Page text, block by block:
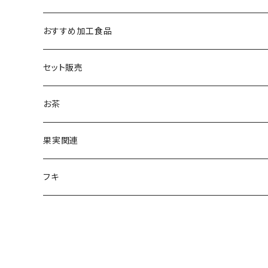
おすすめ加工食品
セット販売
お茶
果実関連
フキ